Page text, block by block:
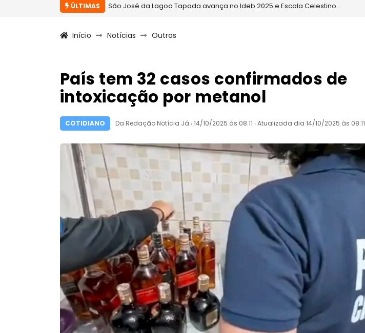
ÚLTIMAS Em Sousa, gestão Helder Carvalho tem maior IDEB da história com...
Início Notícias Outras
País tem 32 casos confirmados de
intoxicação por metanol
COTIDIANO Da Redação Notícia Já ‧ 14/10/2025 às 08:11 ‧ Atualizada dia 14/10/2025 às 08:11